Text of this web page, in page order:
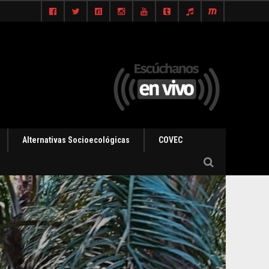
Alternativas Socioecológicas COVEC